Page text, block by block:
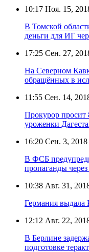
10:17 Ноя. 15,
В Томской
деньги для ИГ
17:25 Сен. 27,
На Северном
обращённых в
11:55 Сен. 14,
Прокурор просит
уроженки
16:20 Сен. 3, 2018
В ФСБ
пропаганды
10:38 Авг. 31,
Германия выдала
12:12 Авг. 22,
В Берлине
подготовке